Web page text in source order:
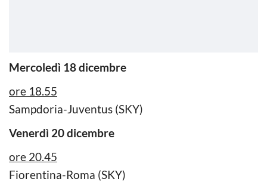
Mercoledì 18 dicembre
ore 18.55
Sampdoria-Juventus (SKY)
Venerdì 20 dicembre
ore 20.45
Fiorentina-Roma (SKY)